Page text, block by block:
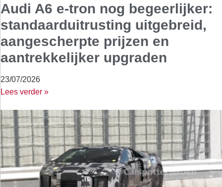
Audi A6 e-tron nog begeerlijker:
standaarduitrusting uitgebreid,
aangescherpte prijzen en
aantrekkelijker upgraden
23/07/2026
Lees verder »